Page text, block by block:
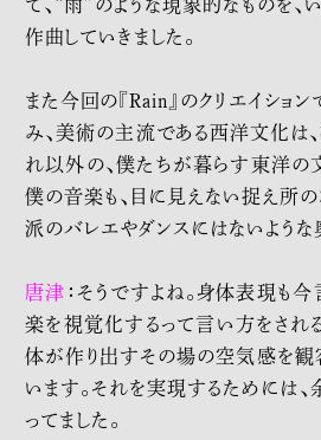
て、“雨”のような現象的なものを
作曲していきました。
また今回の『Rain』のクリエイショ
み、美術の主流である西洋文化は
れ以外の、僕たちが暮らす東洋の
僕の音楽も、目に見えない捉え所
派のバレエやダンスにはないような
唐津 ：そうですよね。身体表現も
楽を視覚化するって言い方をされ
体が作り出すその場の空気感を観
います。それを実現するためには
ってました。